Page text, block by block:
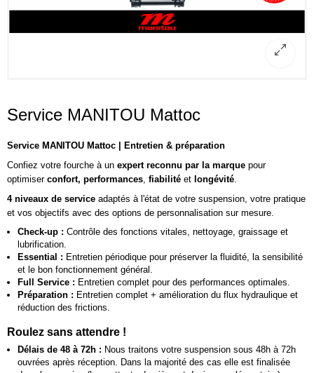
Service MANITOU Mattoc
Service MANITOU Mattoc | Entretien & préparation
Confiez votre fourche à un expert reconnu par la marque pour
optimiser confort, performances, fiabilité et longévité.
4 niveaux de service adaptés à l'état de votre suspension, votre pratique
et vos objectifs avec des options de personnalisation sur mesure.
Check-up : Contrôle des fonctions vitales, nettoyage, graissage et
lubrification.
Essential : Entretien périodique pour préserver la fluidité, la sensibilité
et le bon fonctionnement général.
Full Service : Entretien complet pour des performances optimales.
Préparation : Entretien complet + amélioration du flux hydraulique et
réduction des frictions.
Roulez sans attendre !
Délais de 48 à 72h : Nous traitons votre suspension sous 48h à 72h
ouvrées après réception. Dans la majorité des cas elle est finalisée